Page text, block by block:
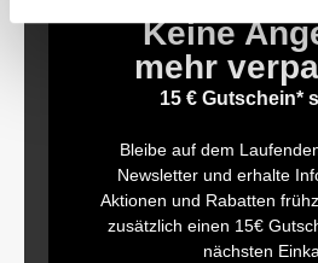
Keine
mehr
15 € Gutschein*
Bleibe auf dem
Newsletter und erhalte
Aktionen und Rabatten
zusätzlich einen 15€
nächsten